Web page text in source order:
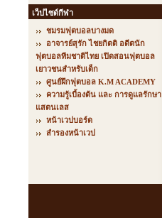
เว็ปไซด์กีฬา
ชมรมฟุตบอลบางมด
อาจารย์สุรัก ไชยกิตติ อดีตนัก
ฟุตบอลทีมชาติไทย เปิดสอนฟุตบอล
เยาวชนสำหรับเด็ก
ศูนย์ฝึกฟุตบอล K.M ACADEMY
ความรู้เบื้องต้น และ การดูแลรักษา
แสตนเลส
หน้าเวปบอร์ด
สำรองหน้าเวป